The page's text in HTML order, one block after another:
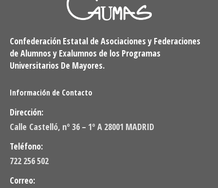
Confederación Estatal de Asociaciones y Federaciones
de Alumnos y Exalumnos de los Programas
Universitarios De Mayores.
Información de Contacto
Dirección:
Calle Castelló, nº 36 – 1º A 28001 MADRID
Teléfono:
722 256 502
Correo: